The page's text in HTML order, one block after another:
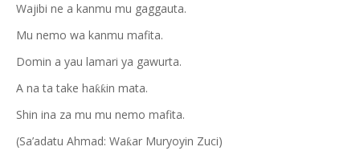
Wajibi ne a kanmu mu gaggauta.
Mu nemo wa kanmu mafita.
Domin a yau lamari ya gawurta.
A na ta take haƙƙin mata.
Shin ina za mu mu nemo mafita.
(Sa’adatu Ahmad: Waƙar Muryoyin Zuci)